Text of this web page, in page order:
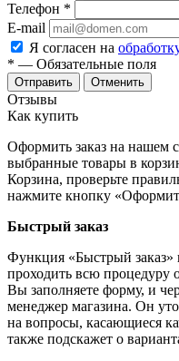
Телефон *
E-mail
Я согласен на
* — Обязательные поля
Отменить
Отзывы
Как купить
Оформить заказ на нашем
выбранные товары в
Корзина, проверьте
нажмите кнопку
Быстрый заказ
Функция «Быстрый заказ»
проходить всю процедуру
Вы заполняете форму, и
менеджер магазина. Он
на вопросы, касающиеся
также подскажет о